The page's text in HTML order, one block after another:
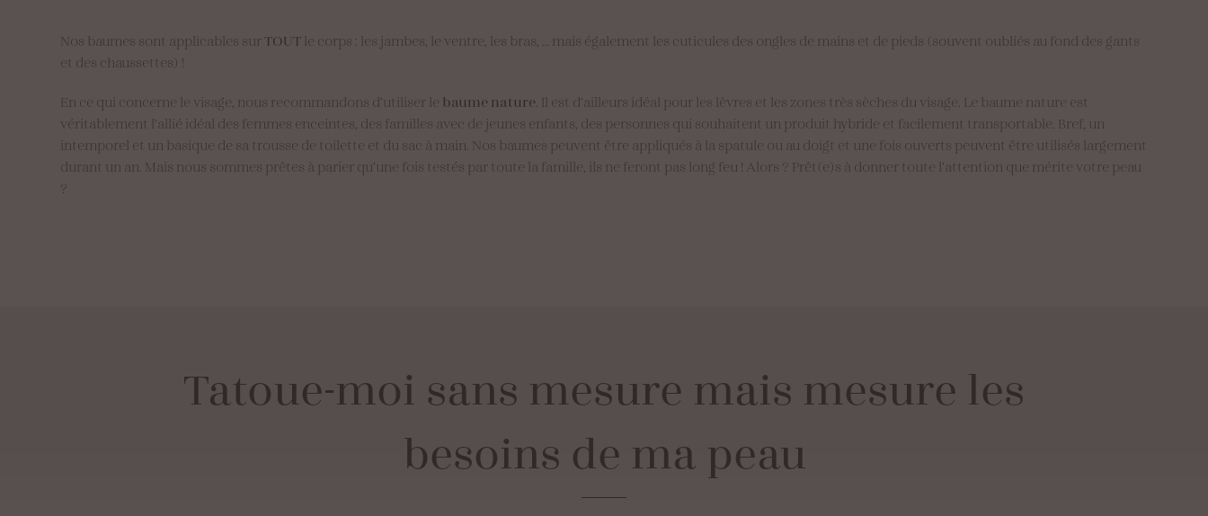
Nos baumes sont applicables surTOUT le corps : les jambes, le ventre, les bras, … mais également les cuticules des ongles de mains et de pieds (souvent oubliés au fond des gants
et des chaussettes) !
En ce qui concerne le visage, nous recommandons d’utiliser le baume nature . Il est d’ailleurs idéal pour les lèvres et les zones très sèches du visage. Le baume nature est
véritablement l’allié idéal des femmes enceintes, des familles avec de jeunes enfants, des personnes qui souhaitent un produit hybride et facilement transportable. Bref, un
intemporel et un basique de sa trousse de toilette et du sac à main. Nos baumes peuvent être appliqués à la spatule ou au doigt et une fois ouverts peuvent être utilisés largement
durant un an. Mais nous sommes prêtes à parier qu’une fois testés par toute la famille, ils ne feront pas long feu ! Alors ? Prêt(e)s à donner toute l’attention que mérite votre peau
?
Tatoue-moi sans mesure mais mesure les
besoins de ma peau